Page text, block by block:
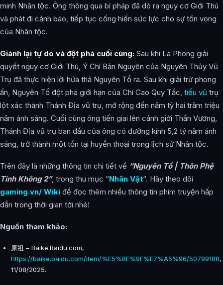
minh Nhân tộc. Ông thông qua bí pháp đã dò ra nguy cơ Giới Thú
và phát đi cảnh báo, tiếp tục cống hiến sức lực cho sự tồn vong
của Nhân tộc.
Giành lại tự do và đột phá cuối cùng: Sau khi La Phong giải
quyết nguy cơ Giới Thú, Ý Chí Bản Nguyên của Nguyên Thủy Vũ
Trụ đã thực hiện lời hứa thả Nguyên Tổ ra. Sau khi giải trừ phong
ấn, Nguyên Tổ đột phá giới hạn của Chí Cao Quy Tắc, tiểu vũ trụ
lột xác thành Thánh Địa vũ trụ, mở rộng đến năm tỷ hai trăm triệu
năm ánh sáng. Cuối cùng ông tiến giai lên cảnh giới Thần Vương,
Thánh Địa vũ trụ ban đầu của ông có đường kính 5,2 tỷ năm ánh
sáng, trở thành một tồn tại huyền thoại trong lịch sử Nhân tộc.
Trên đây là những thông tin chi tiết về “Nguyên Tổ | Thôn Phệ
Tinh Không 2”, trong thu mục “Nhân Vật“. Hãy theo dõi
gaming.vn/ Wiki để đọc thêm nhiều thông tin phim truyện hấp
dẫn trong thời gian tới nhé!
Nguồn tham khảo:
原祖 – Baike.Baidu.com,
https://baike.baidu.com/item/%E5%8E%9F%E7%A5%96/50799188,
11/08/2025.